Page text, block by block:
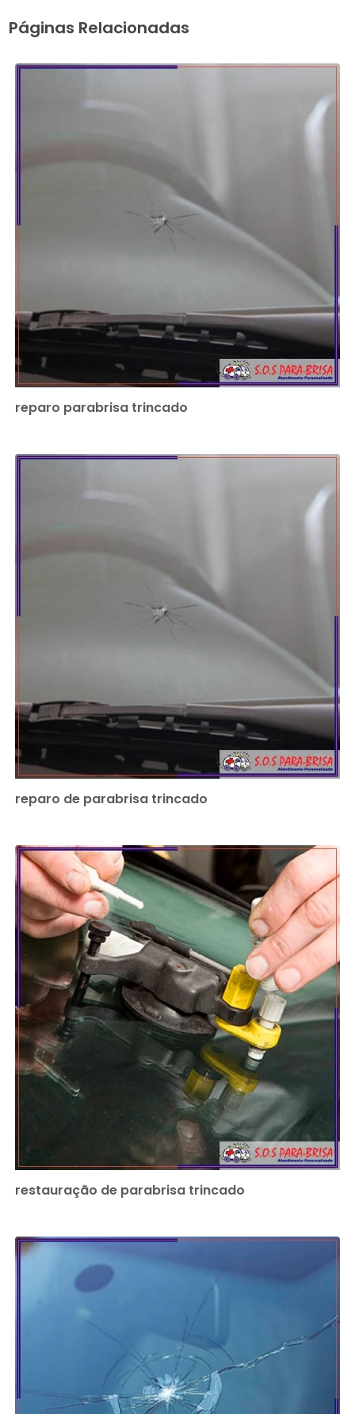
Páginas Relacionadas
reparo parabrisa trincado
reparo de parabrisa trincado
restauração de parabrisa trincado